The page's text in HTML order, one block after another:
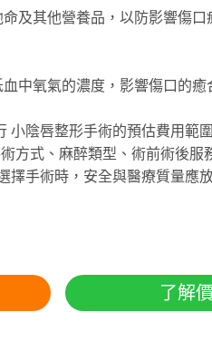
及其他營養品，以防影響傷口
中氧氣的濃度，影響傷口的癒
小陰唇整形手術的預估費用範
方式、麻醉類型、術前術後服
擇手術時，安全與醫療質量應
了解